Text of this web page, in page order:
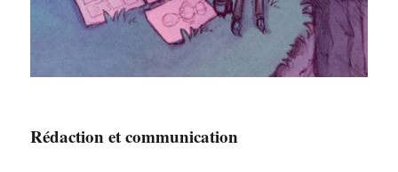
Rédaction et communication